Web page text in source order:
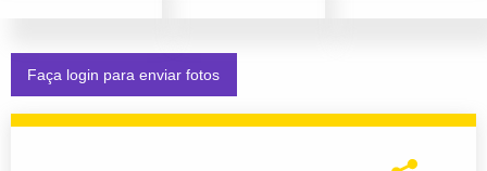
Faça login para enviar fotos